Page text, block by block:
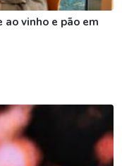
vinho e pão em